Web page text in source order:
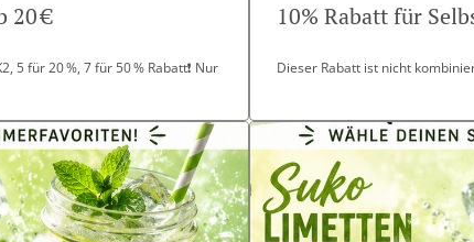
20 €
5 für 20 %, 7 für 50 % Rabatt❗ Nur
10% Rabatt für
Dieser Rabatt ist nicht